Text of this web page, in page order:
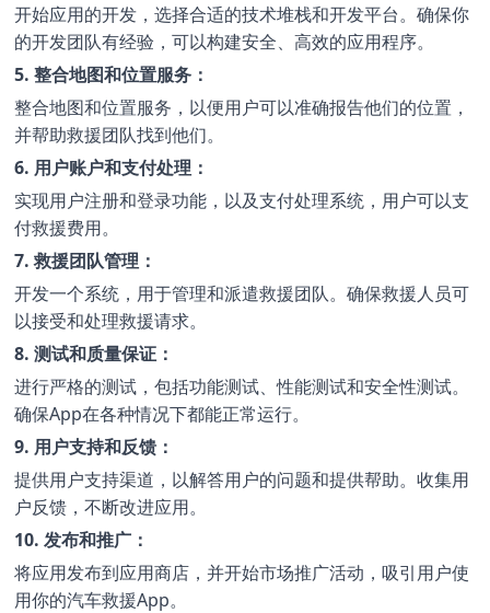
开始应用的开发，选择合适的技术堆栈和开发平台。确保你
的开发团队有经验，可以构建安全、高效的应用程序。
5. 整合地图和位置服务：
整合地图和位置服务，以便用户可以准确报告他们的位置，
并帮助救援团队找到他们。
6. 用户账户和支付处理：
实现用户注册和登录功能，以及支付处理系统，用户可以支
付救援费用。
7. 救援团队管理：
开发一个系统，用于管理和派遣救援团队。确保救援人员可
以接受和处理救援请求。
8. 测试和质量保证：
进行严格的测试，包括功能测试、性能测试和安全性测试。
确保App在各种情况下都能正常运行。
9. 用户支持和反馈：
提供用户支持渠道，以解答用户的问题和提供帮助。收集用
户反馈，不断改进应用。
10. 发布和推广：
将应用发布到应用商店，并开始市场推广活动，吸引用户使
用你的汽车救援App。